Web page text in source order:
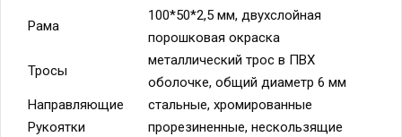
Рама
100*50*2,5 мм, двухслойная
порошковая окраска
Тросы
металлический трос в ПВХ
оболочке, общий диаметр 6 мм
Направляющие
стальные, хромированные
Рукоятки
прорезиненные, нескользящие